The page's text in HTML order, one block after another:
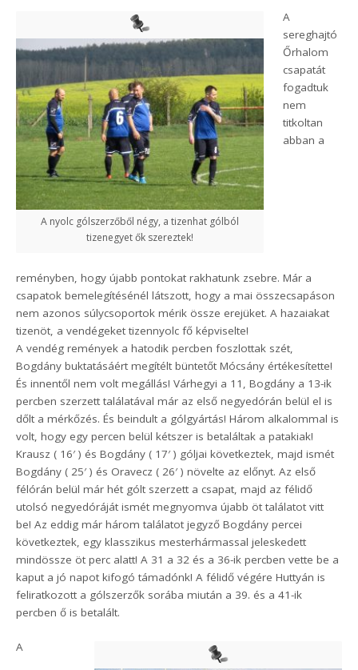
A nyolc gólszerzőből négy, a tizenhat gólból
tizenegyet ők szereztek!
A
sereghajtó
Őrhalom
csapatát
fogadtuk
nem
titkoltan
abban a
reményben, hogy újabb pontokat rakhatunk zsebre. Már a
csapatok bemelegítésénél látszott, hogy a mai összecsapáson
nem azonos súlycsoportok mérik össze erejüket. A hazaiakat
tizenöt, a vendégeket tizennyolc fő képviselte!
A vendég remények a hatodik percben foszlottak szét,
Bogdány buktatásáért megítélt büntetőt Mócsány értékesítette!
És innentől nem volt megállás! Várhegyi a 11, Bogdány a 13-ik
percben szerzett találatával már az első negyedórán belül el is
dőlt a mérkőzés. És beindult a gólgyártás! Három alkalommal is
volt, hogy egy percen belül kétszer is betaláltak a patakiak!
Krausz ( 16′ ) és Bogdány ( 17′ ) góljai következtek, majd ismét
Bogdány ( 25′ ) és Oravecz ( 26′ ) növelte az előnyt. Az első
félórán belül már hét gólt szerzett a csapat, majd az félidő
utolsó negyedóráját ismét megnyomva újabb öt találatot vitt
be! Az eddig már három találatot jegyző Bogdány percei
következtek, egy klasszikus mesterhármassal jeleskedett
mindössze öt perc alatt! A 31 a 32 és a 36-ik percben vette be a
kaput a jó napot kifogó támadónk! A félidő végére Huttyán is
feliratkozott a gólszerzők sorába miután a 39. és a 41-ik
percben ő is betalált.
A